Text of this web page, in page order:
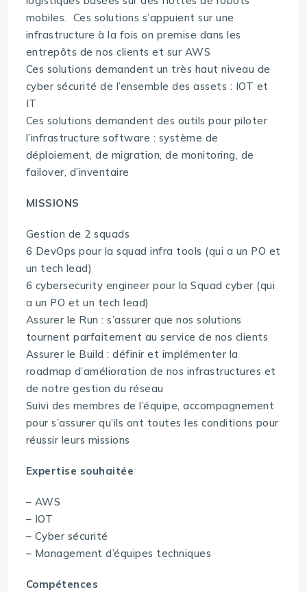
mobiles. Ces solutions s’appuient sur une
infrastructure à la fois on premise dans les
entrepôts de nos clients et sur AWS
Ces solutions demandent un très haut niveau de
cyber sécurité de l’ensemble des assets : IOT et
IT
Ces solutions demandent des outils pour piloter
l’infrastructure software : système de
déploiement, de migration, de monitoring, de
failover, d’inventaire
MISSIONS
Gestion de 2 squads
6 DevOps pour la squad infra tools (qui a un PO et
un tech lead)
6 cybersecurity engineer pour la Squad cyber (qui
a un PO et un tech lead)
Assurer le Run : s’assurer que nos solutions
tournent parfaitement au service de nos clients
Assurer le Build : définir et implémenter la
roadmap d’amélioration de nos infrastructures et
de notre gestion du réseau
Suivi des membres de l’équipe, accompagnement
pour s’assurer qu’ils ont toutes les conditions pour
réussir leurs missions
Expertise souhaitée
– AWS
– IOT
– Cyber sécurité
– Management d’équipes techniques
Compétences